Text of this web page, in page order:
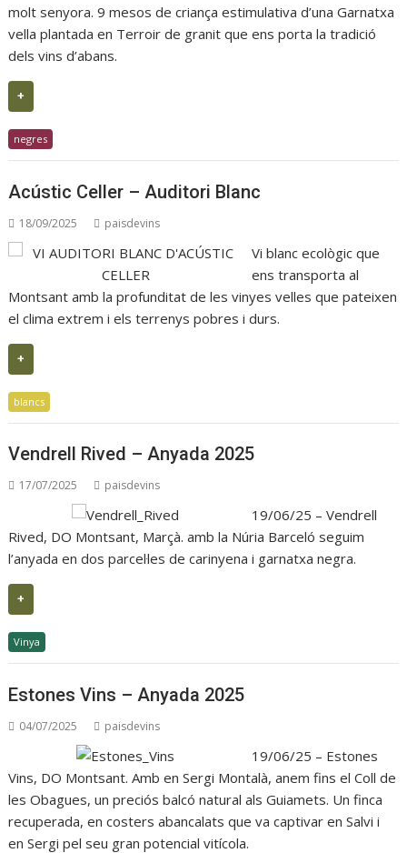
molt senyora. 9 mesos de criança estimulativa d’una Garnatxa
vella plantada en Terroir de granit que ens porta la tradició
dels vins d’abans.
+
negres
Acústic Celler – Auditori Blanc
18/09/2025 paisdevins
Vi blanc ecològic que
ens transporta al
Montsant amb la profunditat de les vinyes velles que pateixen
el clima extrem i els terrenys pobres i durs.
+
blancs
Vendrell Rived – Anyada 2025
17/07/2025 paisdevins
19/06/25 – Vendrell
Rived, DO Montsant, Marçà. amb la Núria Barceló seguim
l’anyada en dos parcel·les de carinyena i garnatxa negra.
+
Vinya
Estones Vins – Anyada 2025
04/07/2025 paisdevins
19/06/25 – Estones
Vins, DO Montsant. Amb en Sergi Montalà, anem fins el Coll de
les Obagues, un preciós balcó natural als Guiamets. Un finca
recuperada, en costers abancalats que va captivar en Salvi i
en Sergi pel seu gran potencial vitícola.